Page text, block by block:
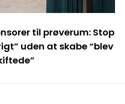
til prøverum: Stop
uden at skabe “blev